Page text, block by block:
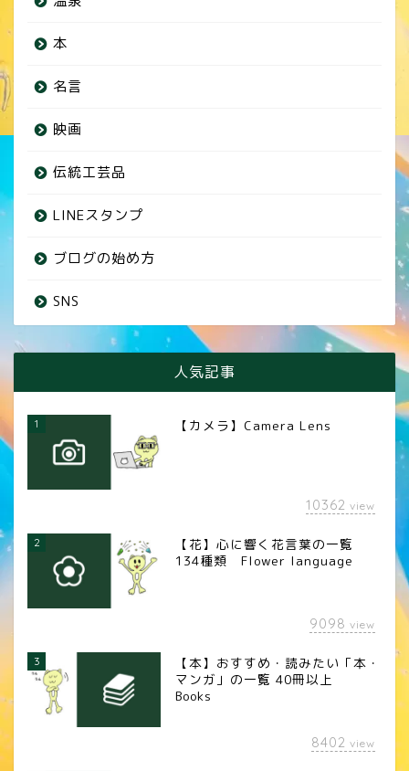
本
名言
映画
伝統工芸品
LINEスタンプ
ブログの始め方
SNS
人気記事
1 【カメラ】Camera Lens
10362 view
2
【花】心に響く花言葉の一覧
134種類 Flower language
9098 view
3
【本】おすすめ・読みたい「本・
マンガ」の一覧 40冊以上
Books
8402 view